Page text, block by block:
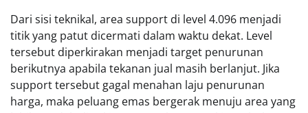
Dari sisi teknikal, area support di level 4.096 menjadi
titik yang patut dicermati dalam waktu dekat. Level
tersebut diperkirakan menjadi target penurunan
berikutnya apabila tekanan jual masih berlanjut. Jika
support tersebut gagal menahan laju penurunan
harga, maka peluang emas bergerak menuju area yang